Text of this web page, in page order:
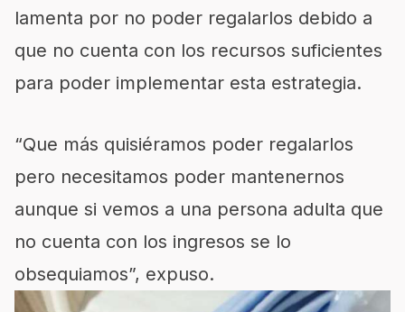
lamenta por no poder regalarlos debido a
que no cuenta con los recursos suficientes
para poder implementar esta estrategia.
“Que más quisiéramos poder regalarlos
pero necesitamos poder mantenernos
aunque si vemos a una persona adulta que
no cuenta con los ingresos se lo
obsequiamos”, expuso.